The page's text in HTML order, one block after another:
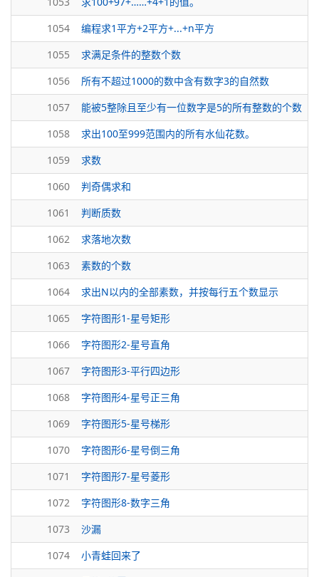
1054
编程求1平方+2平方+...+n平方
1055
求满足条件的整数个数
1056
所有不超过1000的数中含有数字3的自然数
1057
能被5整除且至少有一位数字是5的所有整数的个数
1058
求出100至999范围内的所有水仙花数。
1059
求数
1060
判奇偶求和
1061
判断质数
1062
求落地次数
1063
素数的个数
1064
求出N以内的全部素数，并按每行五个数显示
1065
字符图形1-星号矩形
1066
字符图形2-星号直角
1067
字符图形3-平行四边形
1068
字符图形4-星号正三角
1069
字符图形5-星号梯形
1070
字符图形6-星号倒三角
1071
字符图形7-星号菱形
1072
字符图形8-数字三角
1073
沙漏
1074
小青蛙回来了